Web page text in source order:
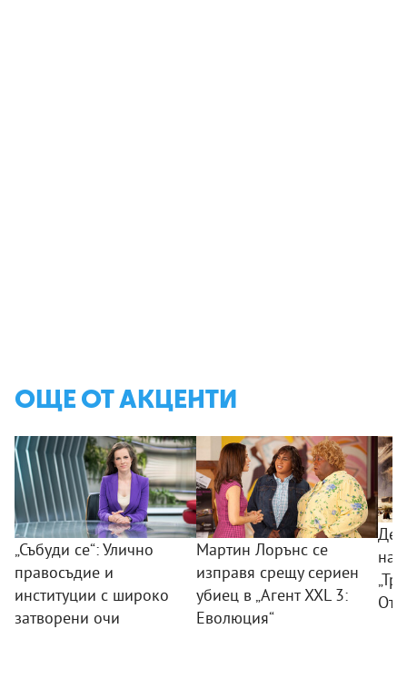
ОЩЕ ОТ АКЦЕНТИ
„Събуди се“: Улично
правосъдие и
институции с широко
затворени очи
Мартин Лорънс се
изправя срещу сериен
убиец в „Агент XXL 3:
Еволюция“
на